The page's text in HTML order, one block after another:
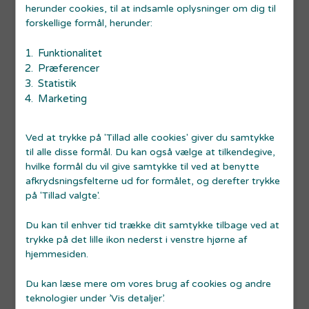
herunder cookies, til at indsamle oplysninger om dig til
forskellige formål, herunder:
Funktionalitet
Præferencer
Statistik
Marketing
Ved at trykke på 'Tillad alle cookies' giver du samtykke
til alle disse formål. Du kan også vælge at tilkendegive,
hvilke formål du vil give samtykke til ved at benytte
afkrydsningsfelterne ud for formålet, og derefter trykke
på 'Tillad valgte'.
Du kan til enhver tid trække dit samtykke tilbage ved at
trykke på det lille ikon nederst i venstre hjørne af
hjemmesiden.
Du kan læse mere om vores brug af cookies og andre
teknologier under ’Vis detaljer’.
afgivelse/aktivitet.
Dine rettigheder
Du har efter lovgivningen en række rettigheder i
forhold til vores behandling af oplysninger om dig:
Indsigsret: Du har ret til at få indsigt i de oplysninger,
som vi behandler om dig, samt en række yderligere
Berigtigelse og sletning: Du har ret til at få urigtige
oplysninger om dig selv rettet, og du har - I særlige
tilfælde - ret til at få slettet oplysninger om dig eller
få behandlingen af dine personoplysninger
Indsigelse: Du har i visse tilfælde ret til at gøre
indsigelse mod vores eller lovlige behandling af dine
personoplysninger. Du kan også gøre indsigelse
markedsføring.
Hvis du vil gøre brug af dine rettigheder skal du